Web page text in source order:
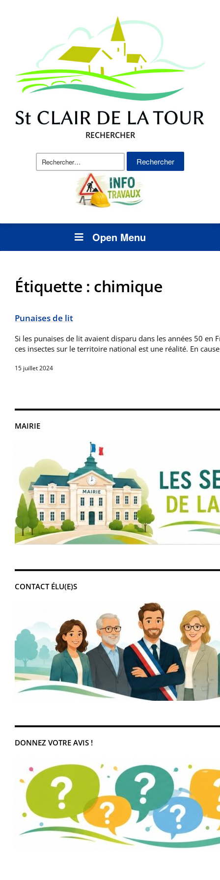
RECHERCHER
Rechercher :
Open Menu
MAIRIE
CONTACT ÉLU(E)S
DONNEZ VOTRE AVIS !
Étiquette : chimique
Punaises de lit
Si les punaises de lit avaient disparu dans les années 50 en
ces insectes sur le territoire national est une réalité. En
15 juillet 2024